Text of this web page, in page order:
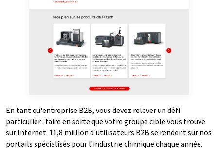
En tant qu'entreprise B2B, vous devez relever un défi
particulier : faire en sorte que votre groupe cible vous trouve
sur Internet. 11,8 million d'utilisateurs B2B se rendent sur nos
portails spécialisés pour l'industrie chimique chaque année.